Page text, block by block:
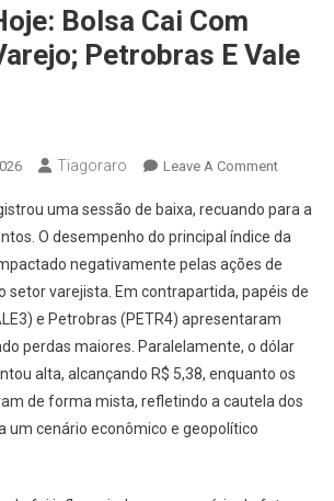
Bolsa Cai Com
Petrobras E Vale
Tiagoraro Leave A CommentOn
Hoje:
Bolsa
Cai
Com
Bancos
E
uma sessão de baixa, recuando para a
O desempenho do principal índice da
negativamente pelas ações de
setor varejista. Em contrapartida, papéis de
e Petrobras (PETR4) apresentaram
perdas maiores. Paralelamente, o dólar
alta, alcançando R$ 5,38, enquanto os
de forma mista, refletindo a cautela dos
um cenário econômico e geopolítico